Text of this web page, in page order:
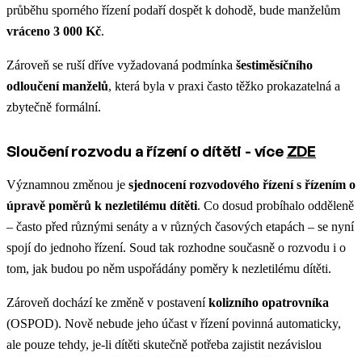
průběhu sporného řízení podaří dospět k dohodě, bude manželům
vráceno 3 000 Kč.
Zároveň se ruší dříve vyžadovaná podmínka šestiměsíčního
odloučení manželů, která byla v praxi často těžko prokazatelná a
zbytečně formální.
Sloučení rozvodu a řízení o dítěti - více ZDE
Významnou změnou je sjednocení rozvodového řízení s řízením o
úpravě poměrů k nezletilému dítěti. Co dosud probíhalo odděleně
– často před různými senáty a v různých časových etapách – se nyní
spojí do jednoho řízení. Soud tak rozhodne současně o rozvodu i o
tom, jak budou po něm uspořádány poměry k nezletilému dítěti.
Zároveň dochází ke změně v postaveníkolizního opatrovníka
(OSPOD). Nově nebude jeho účast v řízení povinná automaticky,
ale pouze tehdy, je-li dítěti skutečně potřeba zajistit nezávislou